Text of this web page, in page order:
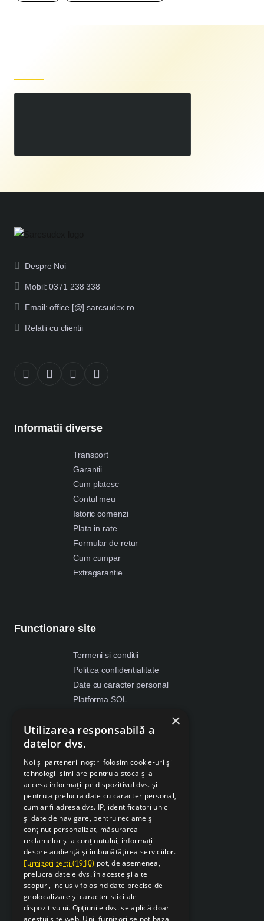
Despre Noi
Mobil: 0371 238 338
Email: office [@] sarcsudex.ro
Relatii cu clientii
Informatii diverse
Transport
Garantii
Cum platesc
Contul meu
Istoric comenzi
Plata in rate
Formular de retur
Cum cumpar
Extragarantie
Functionare site
Termeni si conditii
Politica confidentialitate
Date cu caracter personal
Platforma SOL
Despre Cookies
Retragere din contract
×
Utilizarea responsabilă a
datelor dvs.
Noi și partenerii noștri folosim cookie-uri și
tehnologii similare pentru a stoca și a
accesa informații pe dispozitivul dvs. și
pentru a prelucra date cu caracter personal,
cum ar fi adresa dvs. IP, identificatori unici
și date de navigare, pentru reclame și
conținut personalizat, măsurarea
reclamelor și a conținutului, informații
despre audiență și îmbunătățirea serviciilor.
Furnizori terți (1910) pot, de asemenea,
prelucra datele dvs. în aceste și alte
scopuri, inclusiv folosind date precise de
geolocalizare și caracteristici ale
dispozitivului. Opțiunile dvs. se aplică doar
acestui site web. Unii furnizori se pot baza